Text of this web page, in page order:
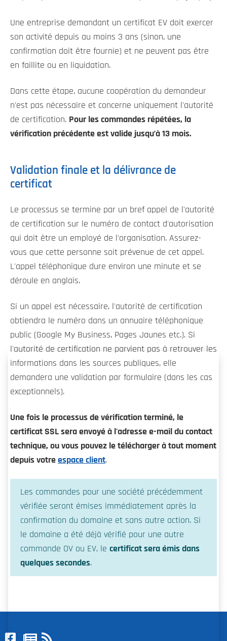
Une entreprise demandant un certificat EV doit exercer
son activité depuis au moins 3 ans (sinon, une
confirmation doit être fournie) et ne peuvent pas être
en faillite ou en liquidation.
Dans cette étape, aucune coopération du demandeur
n'est pas nécessaire et concerne uniquement l'autorité
de certification. Pour les commandes répétées, la
vérification précédente est valide jusqu’à 13 mois.
Validation finale et la délivrance de
certificat
Le processus se termine par un bref appel de l'autorité
de certification sur le numéro de contact d'autorisation
qui doit être un employé de l'organisation. Assurez-
vous que cette personne soit prévenue de cet appel.
L'appel téléphonique dure environ une minute et se
déroule en anglais.
Si un appel est nécessaire, l'autorité de certification
obtiendra le numéro dans un annuaire téléphonique
public (Google My Business, Pages Jaunes etc.). Si
l'autorité de certification ne parvient pas à retrouver les
informations dans les sources publiques, elle
demandera une validation par formulaire (dans les cas
exceptionnels).
Une fois le processus de vérification terminé, le
certificat SSL sera envoyé à l'adresse e-mail du contact
technique, ou vous pouvez le télécharger à tout moment
depuis votre espace client.
Les commandes pour une société précédemment
vérifiée seront émises immédiatement après la
confirmation du domaine et sans autre action. Si
le domaine a été déjà vérifié pour une autre
commande OV ou EV, le certificat sera émis dans
quelques secondes.